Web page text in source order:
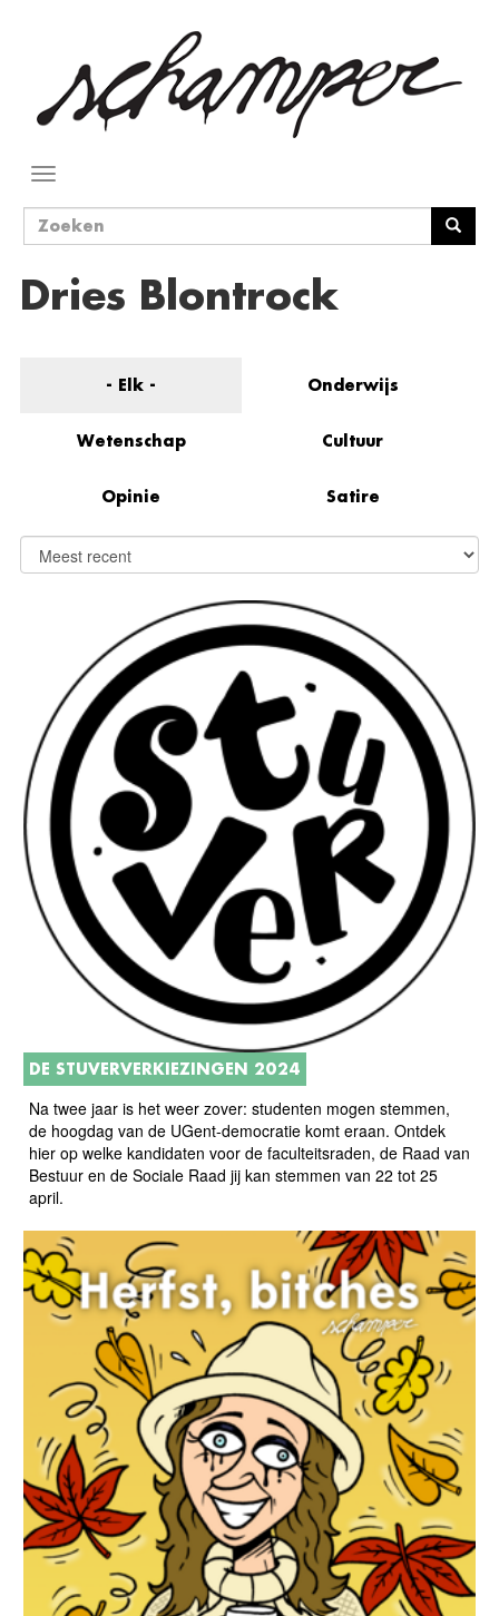
inhoud
Navigatie
Zoekveld
Dries Blontrock
- Elk - Onderwijs
Wetenschap Cultuur
Opinie Satire
DE STUVERVERKIEZINGEN 2024
Na twee jaar is het weer zover: studenten mogen stemmen,
de hoogdag van de UGent-democratie komt eraan. Ontdek
hier op welke kandidaten voor de faculteitsraden, de Raad van
Bestuur en de Sociale Raad jij kan stemmen van 22 tot 25
april.